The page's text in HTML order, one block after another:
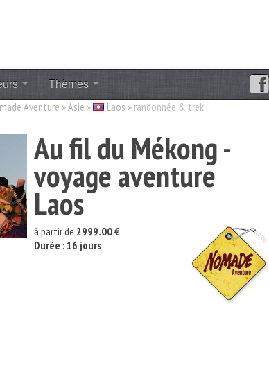
Thèmes
Aventure »Asie » Laos » randonnée & trek
Au fil du Mékong -
voyage aventure
Laos
à partir de 2999.00 €
Durée : 16 jours